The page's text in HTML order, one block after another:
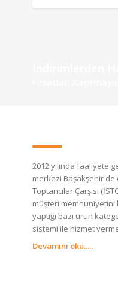
2012 yılında faaliyete
merkezi Başakşehir de
Toptancılar Çarşısı
müşteri memnuniyetini
yaptığı bazı ürün
sistemi ile hizmet
Devamını oku.....